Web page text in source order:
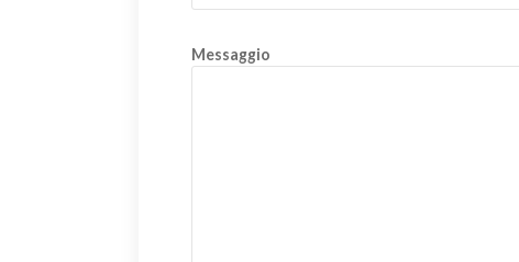
Messaggio